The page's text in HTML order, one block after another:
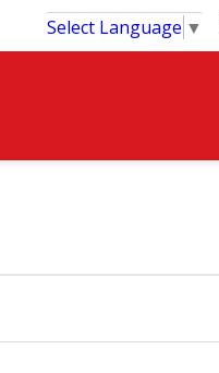
Select Language ▼